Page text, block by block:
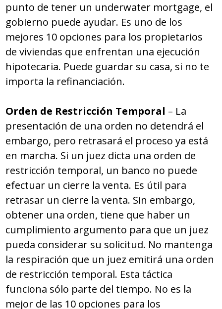
punto de tener un underwater mortgage, el
gobierno puede ayudar. Es uno de los
mejores 10 opciones para los propietarios
de viviendas que enfrentan una ejecución
hipotecaria. Puede guardar su casa, si no te
importa la refinanciación.
Orden de Restricción Temporal – La
presentación de una orden no detendrá el
embargo, pero retrasará el proceso ya está
en marcha. Si un juez dicta una orden de
restricción temporal, un banco no puede
efectuar un cierre la venta. Es útil para
retrasar un cierre la venta. Sin embargo,
obtener una orden, tiene que haber un
cumplimiento argumento para que un juez
pueda considerar su solicitud. No mantenga
la respiración que un juez emitirá una orden
de restricción temporal. Esta táctica
funciona sólo parte del tiempo. No es la
mejor de las 10 opciones para los